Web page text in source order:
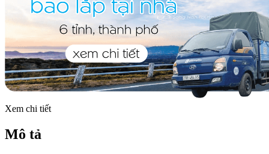
Xem chi tiết
Mô tả